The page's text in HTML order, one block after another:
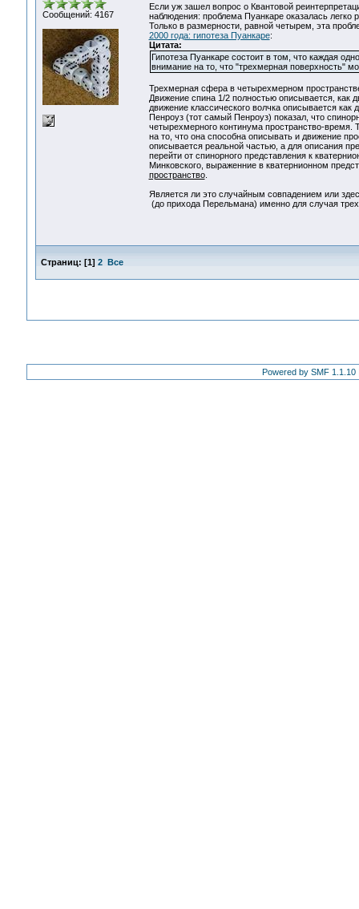
Сообщений: 4167
Если уж зашел вопрос о Квантовой
наблюдения: проблема Пуанкаре оказалась
Только в размерности, равной четырем, эта
2000 года: гипотеза Пуанкаре:
Цитата:
Гипотеза Пуанкаре состоит в том, что каждая
внимание на то, что "трехмерная поверхность"
Трехмерная сфера в четырехмерном
Движение спина 1/2 полностью описывается, как
движение классического волчка описывается
Пенроуз (тот самый Пенроуз) показал, что
четырехмерного континума пространство-время.
на то, что она способна описывать и движение
описывается реальной частью, а для описания
перейти от спинорного представления к
Минковского, выраженние в кватернионном
пространство.
Является ли это случайным совпадением или
(до прихода Перельмана) именно для случая
Страниц: [1] 2 Все
Powered by SMF 1.1.10